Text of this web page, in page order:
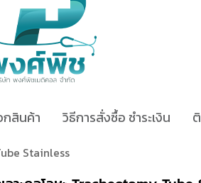
สินค้า วิธีการสั่งซื้อ ชำระเงิน
Stainless